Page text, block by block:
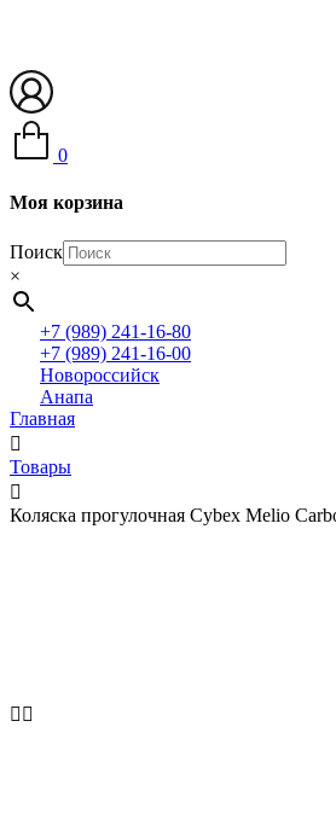
0
Моя корзина
Поиск
×
+7 (989) 241-16-80
+7 (989) 241-16-00
Новороссийск
Анапа
Главная
Товары
Коляска прогулочная Cybex Melio